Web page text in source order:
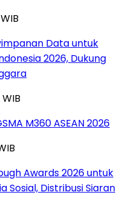
Data untuk
2026, Dukung
M360 ASEAN 2026
Awards 2026 untuk
Sosial, Distribusi Siaran